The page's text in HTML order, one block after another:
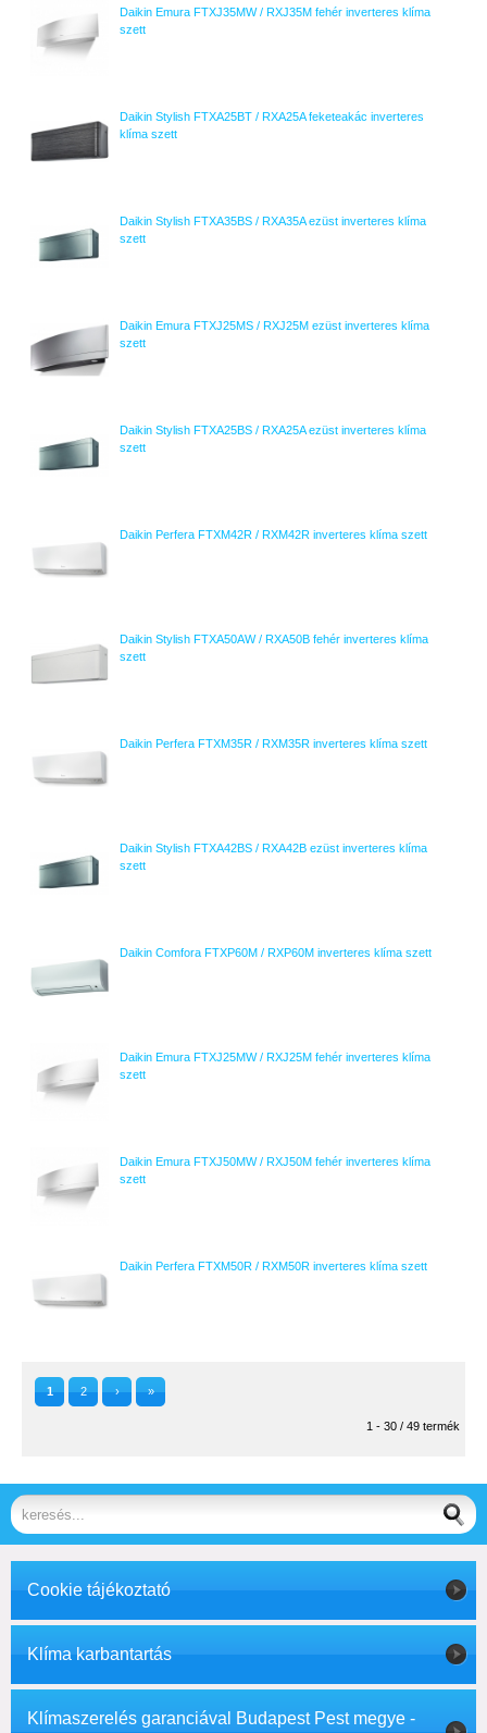
Daikin Emura FTXJ35MW / RXJ35M fehér inverteres klíma
szett
Daikin Stylish FTXA25BT / RXA25A feketeakác inverteres
klíma szett
Daikin Stylish FTXA35BS / RXA35A ezüst inverteres klíma
szett
Daikin Emura FTXJ25MS / RXJ25M ezüst inverteres klíma
szett
Daikin Stylish FTXA25BS / RXA25A ezüst inverteres klíma
szett
Daikin Perfera FTXM42R / RXM42R inverteres klíma szett
Daikin Stylish FTXA50AW / RXA50B fehér inverteres klíma
szett
Daikin Perfera FTXM35R / RXM35R inverteres klíma szett
Daikin Stylish FTXA42BS / RXA42B ezüst inverteres klíma
szett
Daikin Comfora FTXP60M / RXP60M inverteres klíma szett
Daikin Emura FTXJ25MW / RXJ25M fehér inverteres klíma
szett
Daikin Emura FTXJ50MW / RXJ50M fehér inverteres klíma
szett
Daikin Perfera FTXM50R / RXM50R inverteres klíma szett
1 2 › »
1 - 30 / 49 termék
Cookie tájékoztató
Klíma karbantartás
Klímaszerelés garanciával Budapest Pest megye -